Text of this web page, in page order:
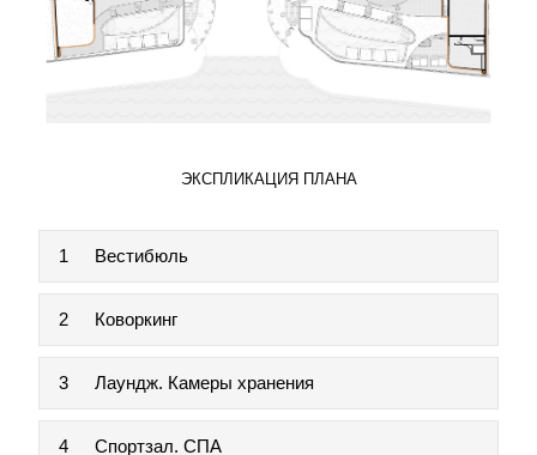
ЭКСПЛИКАЦИЯ ПЛАНА
1 Вестибюль
2 Коворкинг
3 Лаундж. Камеры хранения
4 Спортзал. СПА